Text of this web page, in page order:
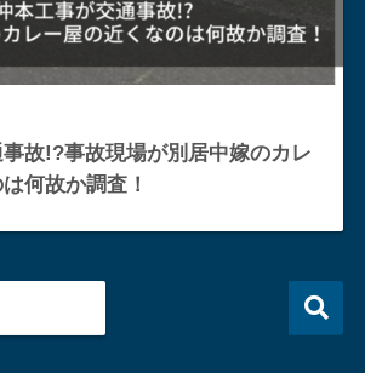
故!?事故現場が別居中嫁のカレ
何故か調査！